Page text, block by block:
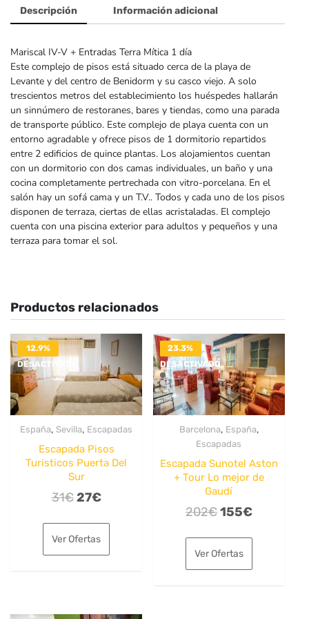
Descripción Información adicional
Mariscal IV-V + Entradas Terra Mítica 1 día
Este complejo de pisos está situado cerca de la playa de
Levante y del centro de Benidorm y su casco viejo. A solo
trescientos metros del establecimiento los huéspedes hallarán
un sinnúmero de restoranes, bares y tiendas, como una parada
de transporte público. Este complejo de playa cuenta con un
entorno agradable y ofrece pisos de 1 dormitorio repartidos
entre 2 edificios de quince plantas. Los alojamientos cuentan
con un dormitorio con dos camas individuales, un baño y una
cocina completamente pertrechada con vitro-porcelana. En el
salón hay un sofá cama y un T.V.. Todos y cada uno de los pisos
disponen de terraza, ciertas de ellas acristaladas. El complejo
cuenta con una piscina exterior para adultos y pequeños y una
terraza para tomar el sol.
Productos relacionados
12.9%
DESACTIVADO
España, Sevilla, Escapadas
Escapada Pisos
Turisticos Puerta Del
Sur
31€ El
original
era:
27€El
es:
Ver Ofertas
23.3%
DESACTIVADO
Barcelona, España,
Escapadas
Escapada Sunotel Aston
+ Tour Lo mejor de
Gaudí
202€El
original
era:
155€El
es:
Ver Ofertas